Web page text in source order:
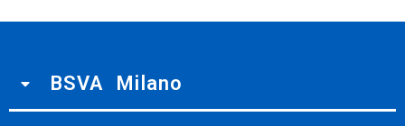
BSVA Milano